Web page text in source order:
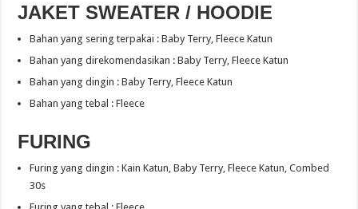
JAKET SWEATER / HOODIE
Bahan yang sering terpakai : Baby Terry, Fleece Katun
Bahan yang direkomendasikan : Baby Terry, Fleece Katun
Bahan yang dingin : Baby Terry, Fleece Katun
Bahan yang tebal : Fleece
FURING
Furing yang dingin : Kain Katun, Baby Terry, Fleece Katun, Combed
30s